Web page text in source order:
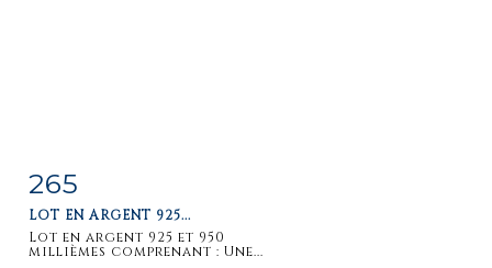
Fiche
265
LOT EN ARGENT 925...
Lot en argent 925 et 950
millièmes comprenant : Une...